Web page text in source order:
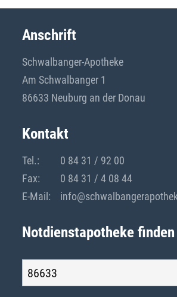
Anschrift
Schwalbanger-Apotheke
Am Schwalbanger 1
86633 Neuburg an der Donau
Kontakt
Tel.:
0 84 31 / 92 00
Fax:
0 84 31 / 4 08 44
E-Mail:
Notdienstapotheke finden